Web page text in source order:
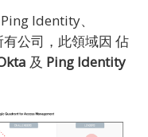
Identity、
公司，此領域因 佔
及 Ping Identity